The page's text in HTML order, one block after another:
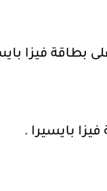
فيزا
بايسيرا .